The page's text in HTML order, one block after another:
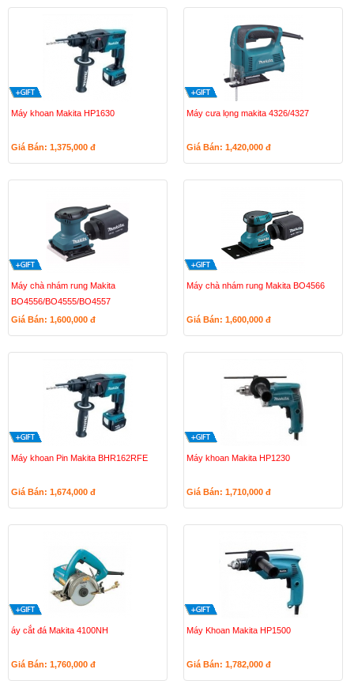
Máy khoan Makita HP1630
Giá Bán: 1,375,000 đ
Máy cưa lọng makita 4326/4327
Giá Bán: 1,420,000 đ
Máy chà nhám rung Makita
BO4556/BO4555/BO4557
Giá Bán: 1,600,000 đ
Máy chà nhám rung Makita BO4566
Giá Bán: 1,600,000 đ
Máy khoan Pin Makita BHR162RFE
Giá Bán: 1,674,000 đ
Máy khoan Makita HP1230
Giá Bán: 1,710,000 đ
áy cắt đá Makita 4100NH
Giá Bán: 1,760,000 đ
Máy Khoan Makita HP1500
Giá Bán: 1,782,000 đ